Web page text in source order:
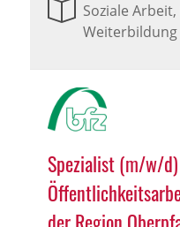
Soziale
Weiterbildung
Spezialist (m/w/